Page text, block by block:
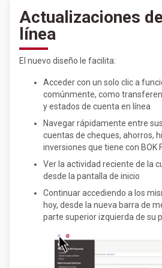
Actualizaciones
línea
El nuevo diseño le facilita:
Acceder con un solo clic a
comúnmente, como
y estados de cuenta en línea
Navegar rápidamente entre
cuentas de cheques, ahorros,
inversiones que tiene con BOK
Ver la actividad reciente de la
desde la pantalla de inicio
Continuar accediendo a los
hoy, desde la nueva barra de
parte superior izquierda de su